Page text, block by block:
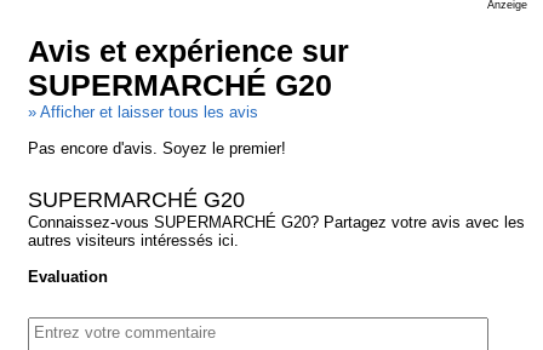
Anzeige
Avis et expérience sur
SUPERMARCHÉ G20
» Afficher et laisser tous les avis
Pas encore d'avis. Soyez le premier!
SUPERMARCHÉ G20
Connaissez-vous SUPERMARCHÉ G20? Partagez votre avis avec les
autres visiteurs intéressés ici.
Evaluation